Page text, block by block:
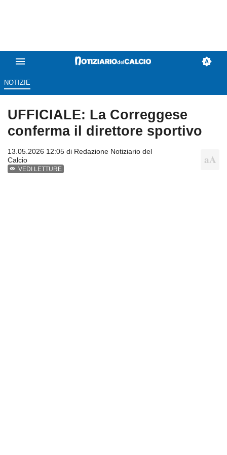
NOTIZIE
UFFICIALE: La Correggese
conferma il direttore sportivo
13.05.2026 12:05 di Redazione Notiziario del
Calcio
VEDI LETTURE